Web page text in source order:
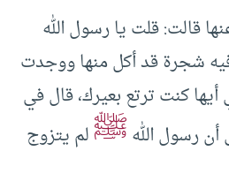
قالت: قلت يا رسول الله
شجرة قد أكل منها ووجدت
كنت ترتع بعيرك، قال في
أن رسول اللهﷺلم يتزوج